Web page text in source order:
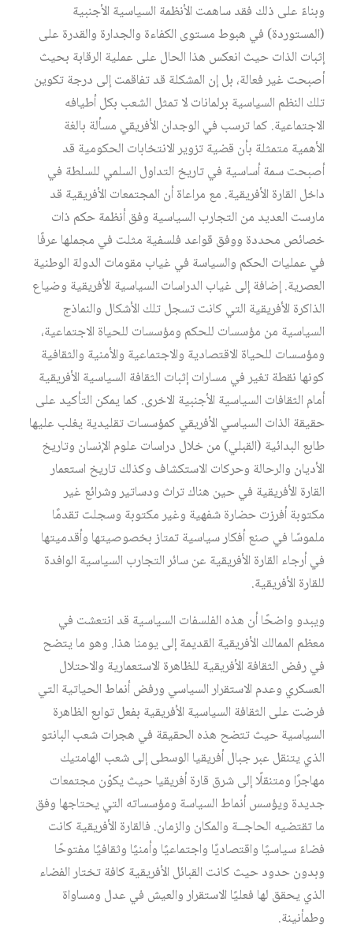
وبناءً على ذلك فقد ساهمت الأنظمة السياسية الأجنبية
(المستوردة) في هبوط مستوى الكفاءة والجدارة والقدرة على
إثبات الذات حيث انعكس هذا الحال على عملية الرقابة بحيث
أصبحت غير فعالة، بل إن المشكلة قد تفاقمت إلى درجة تكوين
تلك النظم السياسية برلمانات لا تمثل الشعب بكل أطيافه
الاجتماعية. كما ترسب في الوجدان الأفريقي مسألة بالغة
الأهمية متمثلة بأن قضية تزوير الانتخابات الحكومية قد
أصبحت سمة أساسية في تاريخ التداول السلمي للسلطة في
داخل القارة الأفريقية. مع مراعاة أن المجتمعات الأفريقية قد
مارست العديد من التجارب السياسية وفق أنظمة حكم ذات
خصائص محددة ووفق قواعد فلسفية مثلت في مجملها عرفًا
في عمليات الحكم والسياسة في غياب مقومات الدولة الوطنية
العصرية. إضافة إلى غياب الدراسات السياسية الأفريقية وضياع
الذاكرة الأفريقية التي كانت تسجل تلك الأشكال والنماذج
السياسية من مؤسسات للحكم ومؤسسات للحياة الاجتماعية،
ومؤسسات للحياة الاقتصادية والاجتماعية والأمنية والثقافية
كونها نقطة تغير في مسارات إثبات الثقافة السياسية الأفريقية
أمام الثقافات السياسية الأجنبية الاخرى. كما يمكن التأكيد على
حقيقة الذات السياسي الأفريقي كمؤسسات تقليدية يغلب عليها
طابع البدائية (القبلي) من خلال دراسات علوم الإنسان وتاريخ
الأديان والرحالة وحركات الاستكشاف وكذلك تاريخ استعمار
القارة الأفريقية في حين هناك تراث ودساتير وشرائع غير
مكتوبة أفرزت حضارة شفهية وغير مكتوبة وسجلت تقدمًا
ملموسًا في صنع أفكار سياسية تمتاز بخصوصيتها وأقدميتها
في أرجاء القارة الأفريقية عن سائر التجارب السياسية الوافدة
للقارة الأفريقية.
ويبدو واضحًا أن هذه الفلسفات السياسية قد انتعشت في
معظم الممالك الأفريقية القديمة إلى يومنا هذا. وهو ما يتضح
في رفض الثقافة الأفريقية للظاهرة الاستعمارية والاحتلال
العسكري وعدم الاستقرار السياسي ورفض أنماط الحياتية التي
فرضت على الثقافة السياسية الأفريقية بفعل توابع الظاهرة
السياسية حيث تتضح هذه الحقيقة في هجرات شعب البانتو
الذي يتنقل عبر جبال أفريقيا الوسطى إلى شعب الهامتيك
مهاجرًا ومتنقلًا إلى شرق قارة أفريقيا حيث يكوّن مجتمعات
جديدة ويؤسس أنماط السياسة ومؤسساته التي يحتاجها وفق
ما تقتضيه الحاجــة والمكان والزمان. فالقارة الأفريقية كانت
فضاءً سياسيًا واقتصاديًا واجتماعيًا وأمنيًا وثقافيًا مفتوحًا
وبدون حدود حيث كانت القبائل الأفريقية كافة تختار الفضاء
الذي يحقق لها فعليًا الاستقرار والعيش في عدل ومساواة
وطمأنينة.